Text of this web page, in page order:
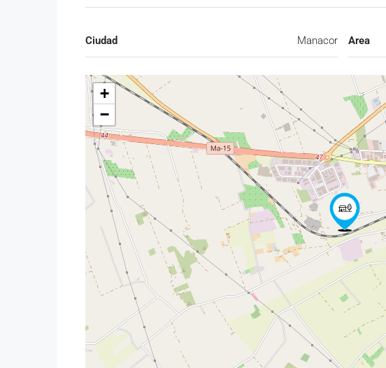
Ciudad Manacor Area
+
−